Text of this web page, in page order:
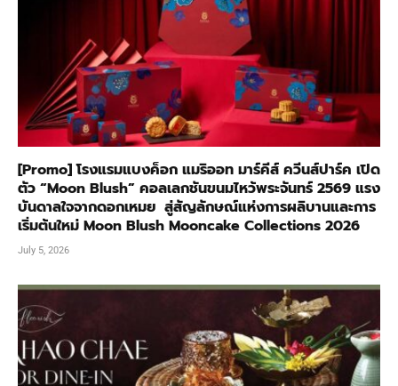
[Promo] โรงแรมแบงค็อก แมริออท มาร์คีส์ ควีนส์ปาร์ค เปิด
ตัว “Moon Blush” คอลเลกชันขนมไหว้พระจันทร์ 2569 แรง
บันดาลใจจากดอกเหมย สู่สัญลักษณ์แห่งการผลิบานและการ
เริ่มต้นใหม่ Moon Blush Mooncake Collections 2026
July 5, 2026